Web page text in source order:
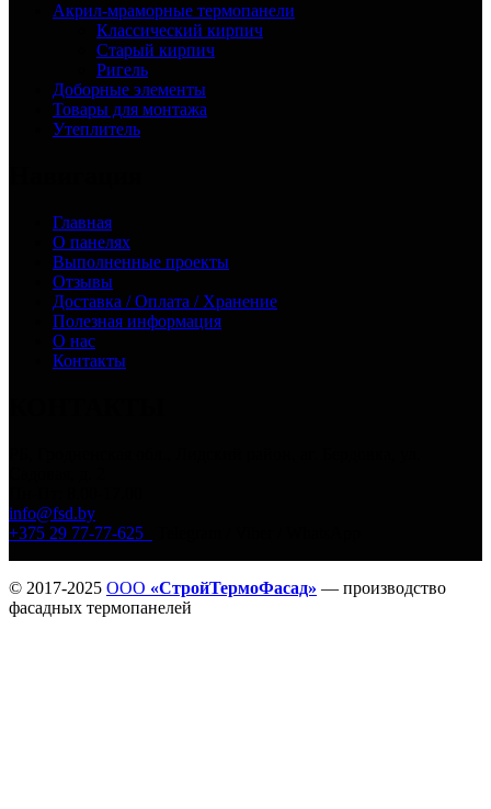
Акрил-мраморные термопанели
Классический кирпич
Старый кирпич
Ригель
Доборные элементы
Товары для монтажа
Утеплитель
Главная
О панелях
Выполненные проекты
Отзывы
Доставка / Оплата / Хранение
Полезная информация
О нас
Контакты
info@fsd.by
+375 29 77-77-625
© 2017-2025 ООО «СтройТермоФасад» — производство
фасадных термопанелей